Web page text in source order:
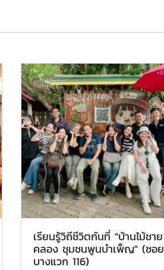
เรียนรู้วิถีชีวิตกันที่ "บ้านไม้ชาย
คลอง ชุมชนพูนบำเพ็ญ" (ซอย
บางแวก 116)